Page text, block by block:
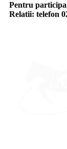
Pentru
Relatii: telefon